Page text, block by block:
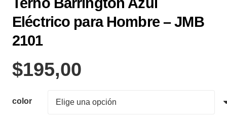
Eléctrico para Hombre – JMB
2101
$195,00
color